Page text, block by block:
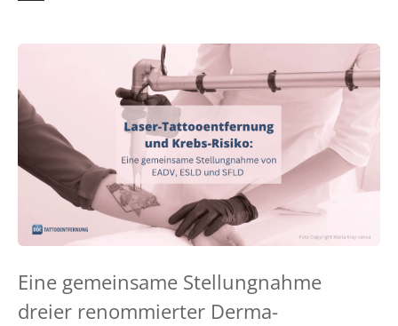
Eine gemeinsame Stellungnahme
dreier renommierter Derma-